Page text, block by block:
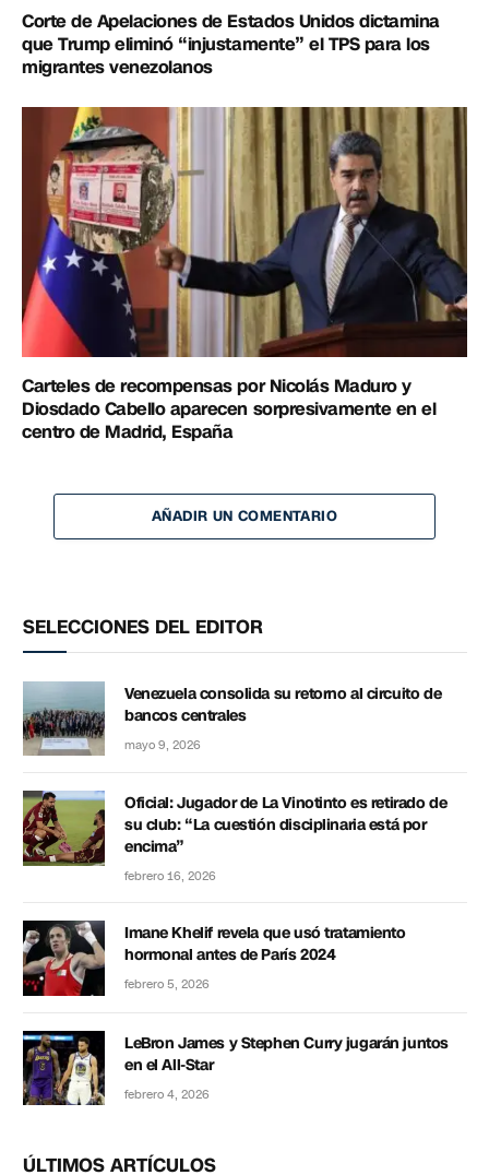
Corte de Apelaciones de Estados Unidos dictamina
que Trump eliminó “injustamente” el TPS para los
migrantes venezolanos
Carteles de recompensas por Nicolás Maduro y
Diosdado Cabello aparecen sorpresivamente en el
centro de Madrid, España
AÑADIR UN COMENTARIO
SELECCIONES DEL EDITOR
Venezuela consolida su retorno al circuito de
bancos centrales
mayo 9, 2026
Oficial: Jugador de La Vinotinto es retirado de
su club: “La cuestión disciplinaria está por
encima”
febrero 16, 2026
Imane Khelif revela que usó tratamiento
hormonal antes de París 2024
febrero 5, 2026
LeBron James y Stephen Curry jugarán juntos
en el All-Star
febrero 4, 2026
ÚLTIMOS ARTÍCULOS